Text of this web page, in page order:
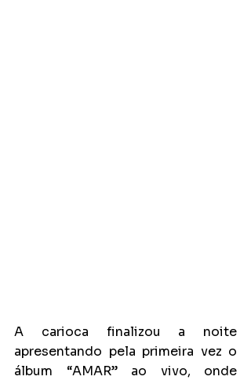
A carioca finalizou a noite
apresentando pela primeira vez o
álbum “AMAR” ao vivo, onde